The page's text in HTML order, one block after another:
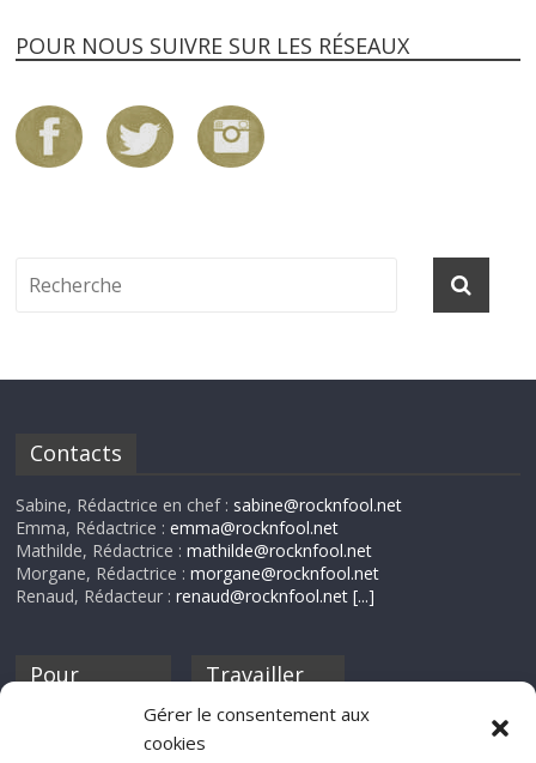
Gérer le consentement aux
cookies
POUR NOUS SUIVRE SUR LES RÉSEAUX
Contacts
Sabine, Rédactrice en chef : sabine@rocknfool.net
Emma, Rédactrice :emma@rocknfool.net
Mathilde, Rédactrice :mathilde@rocknfool.net
Morgane, Rédactrice :morgane@rocknfool.net
Renaud, Rédacteur :renaud@rocknfool.net [...]
Pour
discothèque
Travailler
Si tu souhaites